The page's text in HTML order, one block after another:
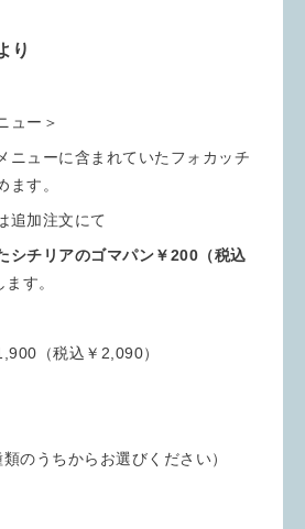
り
ュー＞
ニューに含まれていたフォカッチ
ます。
追加注文にて
シチリアのゴマパン￥200（税込
す。
（税込￥2,090）
のうちからお選びください）